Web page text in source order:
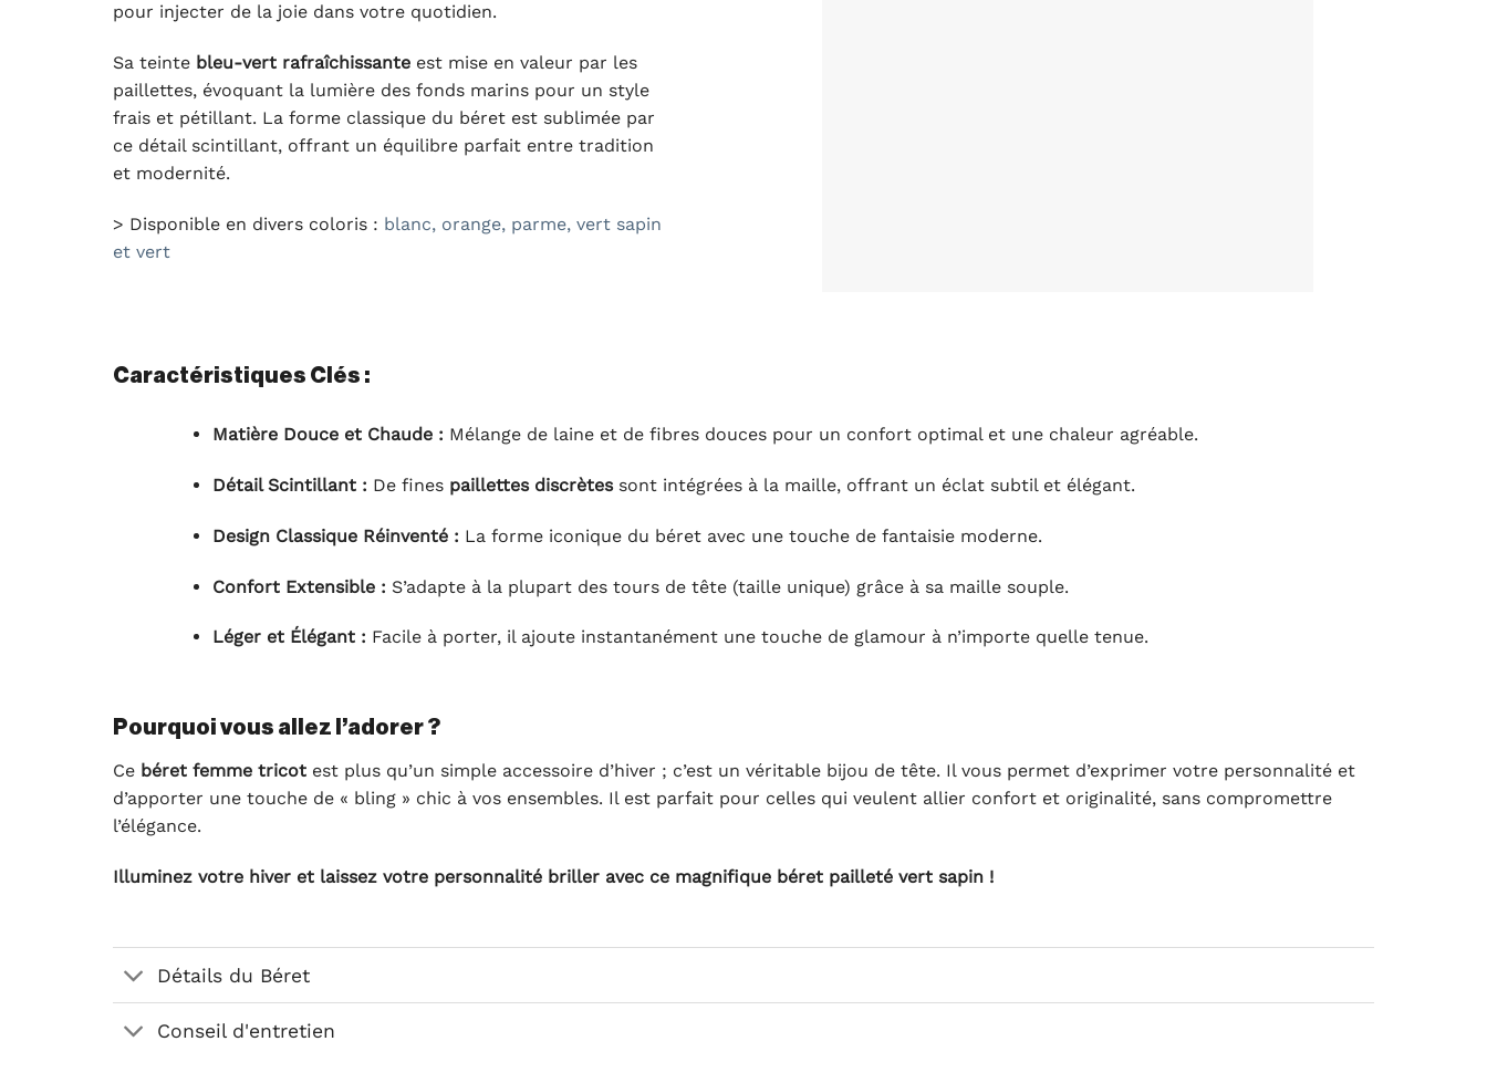
pour injecter de la joie dans votre quotidien.
Sa teinte bleu-vert rafraîchissante est mise en valeur par les
paillettes, évoquant la lumière des fonds marins pour un style
frais et pétillant. La forme classique du béret est sublimée par
ce détail scintillant, offrant un équilibre parfait entre tradition
et modernité.
> Disponible en divers coloris : blanc, orange, parme, vert sapin
et vert
Caractéristiques Clés :
Matière Douce et Chaude : Mélange de laine et de fibres douces pour un confort optimal et une chaleur agréable.
Détail Scintillant : De fines paillettes discrètessont intégrées à la maille, offrant un éclat subtil et élégant.
Design Classique Réinventé : La forme iconique du béret avec une touche de fantaisie moderne.
Confort Extensible : S’adapte à la plupart des tours de tête (taille unique) grâce à sa maille souple.
Léger et Élégant : Facile à porter, il ajoute instantanément une touche de glamour à n’importe quelle tenue.
Pourquoi vous allez l’adorer ?
Ce béret femme tricot est plus qu’un simple accessoire d’hiver ; c’est un véritable bijou de tête. Il vous permet d’exprimer votre personnalité et
d’apporter une touche de « bling » chic à vos ensembles. Il est parfait pour celles qui veulent allier confort et originalité, sans compromettre
l’élégance.
Illuminez votre hiver et laissez votre personnalité briller avec ce magnifique béret pailleté vert sapin !
Détails du Béret
Conseil d'entretien